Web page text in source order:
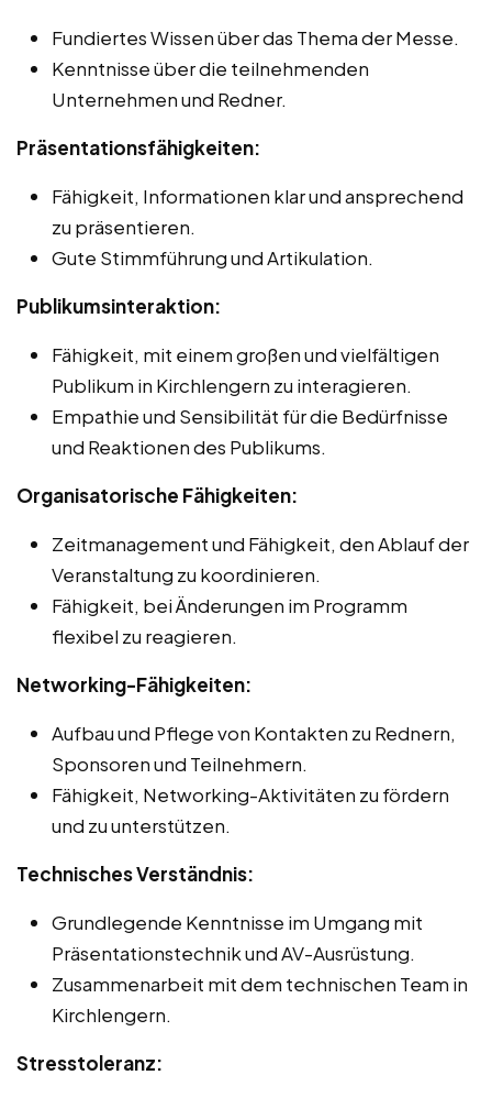
Fundiertes Wissen über das Thema der Messe.
Kenntnisse über die teilnehmenden
Unternehmen und Redner.
Präsentationsfähigkeiten:
Fähigkeit, Informationen klar und ansprechend
zu präsentieren.
Gute Stimmführung und Artikulation.
Publikumsinteraktion:
Fähigkeit, mit einem großen und vielfältigen
Publikum in Kirchlengern zu interagieren.
Empathie und Sensibilität für die Bedürfnisse
und Reaktionen des Publikums.
Organisatorische Fähigkeiten:
Zeitmanagement und Fähigkeit, den Ablauf der
Veranstaltung zu koordinieren.
Fähigkeit, bei Änderungen im Programm
flexibel zu reagieren.
Networking-Fähigkeiten:
Aufbau und Pflege von Kontakten zu Rednern,
Sponsoren und Teilnehmern.
Fähigkeit, Networking-Aktivitäten zu fördern
und zu unterstützen.
Technisches Verständnis:
Grundlegende Kenntnisse im Umgang mit
Präsentationstechnik und AV-Ausrüstung.
Zusammenarbeit mit dem technischen Team in
Kirchlengern.
Stresstoleranz: